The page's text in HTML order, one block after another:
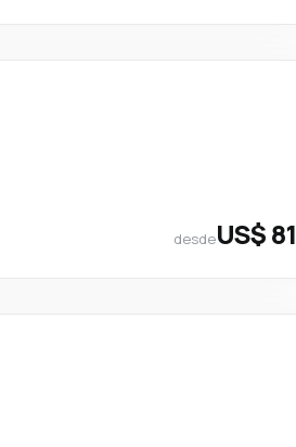
desdeUS$ 81